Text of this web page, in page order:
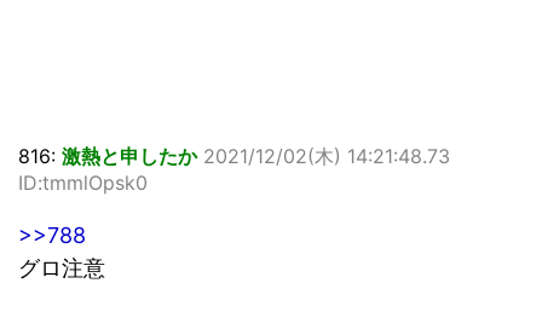
816: 激熱と申したか 2021/12/02(木) 14:21:48.73
ID:tmmlOpsk0
>>788
グロ注意